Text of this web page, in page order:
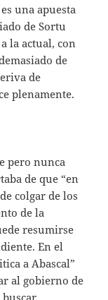
una apuesta
de Sortu
la actual, con
de
de
plenamente.
pero nunca
de que “en
colgar de los
de la
resumirse
En el
a Abascal”
al gobierno de
buscar